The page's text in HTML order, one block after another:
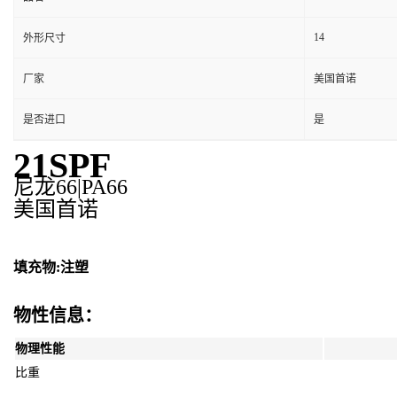
外形尺寸 14
厂家 美国首诺
是否进口 是
21SPF
尼龙66|PA66
美国首诺
填充物:注塑
物性信息：
物理性能
比重